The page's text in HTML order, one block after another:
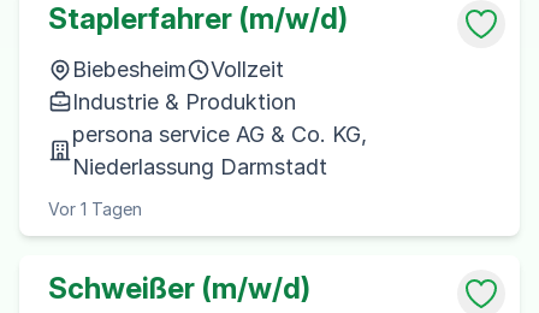
Staplerfahrer (m/w/d)
Biebesheim
Vollzeit
Industrie & Produktion
persona service AG & Co. KG,
Niederlassung Darmstadt
Vor 1 Tagen
Schweißer (m/w/d)